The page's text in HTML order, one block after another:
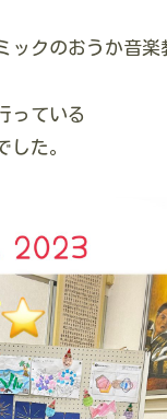
ックのおうか音
っている
した。